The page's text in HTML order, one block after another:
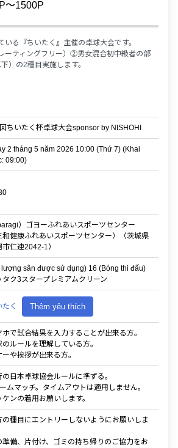
〜1500P
る『ちいたく』主催の卓球大会です。
ーティングフリー）②男女混合初中級者の部
）の2種目実施します。
ちいたく杯卓球大会sponsor by NISHOHI
2 tháng 5 năm 2026 10:00 (Thứ 7) (Khai
09:00)
）ゴヨーふれあいスポーツセンター
和健康ふれあいスポーツセンター）（茨城県
市仁連2042-1）
lượng sân được sử dụng) 16 (Bóng thi đấu)
タク3スタープレミアムクリーン
たく Thêm yêu thích
ホで試合結果を入力することが出来る方。
のルールを理解している方。
ーや挨拶が出来る方。
の日本卓球協会ルールに準ずる。
ムマッチ。タイムアウトは適用しません。
ケンの着用お願いします。
の種目にエントリーしないようにお願いしま
準備、片付け、ゴミの持ち帰りのご協力をお